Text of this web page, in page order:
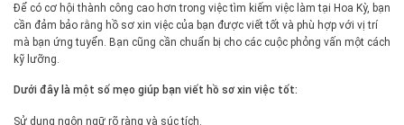
Để có cơ hội thành công cao hơn trong việc tìm kiếm việc làm tại Hoa Kỳ, bạn
cần đảm bảo rằng hồ sơ xin việc của bạn được viết tốt và phù hợp với vị trí
mà bạn ứng tuyển. Bạn cũng cần chuẩn bị cho các cuộc phỏng vấn một cách
kỹ lưỡng.
Dưới đây là một số mẹo giúp bạn viết hồ sơ xin việc tốt:
Sử dụng ngôn ngữ rõ ràng và súc tích.